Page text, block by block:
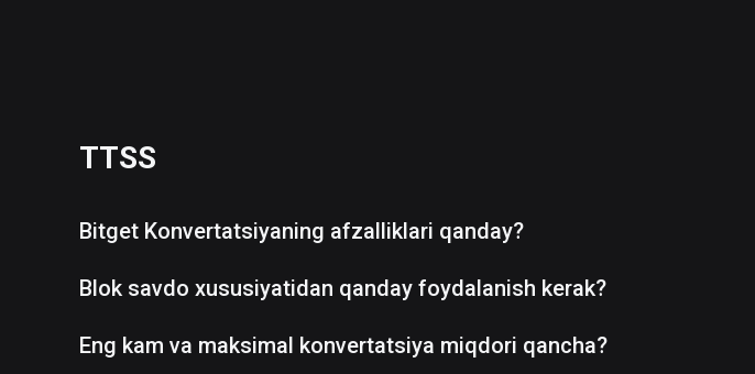
TTSS
Bitget Konvertatsiyaning afzalliklari qanday?
Blok savdo xususiyatidan qanday foydalanish kerak?
Eng kam va maksimal konvertatsiya miqdori qancha?